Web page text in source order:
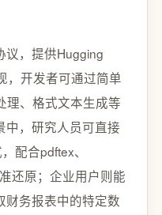
议，提供Hugging
，开发者可通过简单
理、格式文本生成等
中，研究人员可直接
配合pdftex、
还原；企业用户则能
财务报表中的特定数